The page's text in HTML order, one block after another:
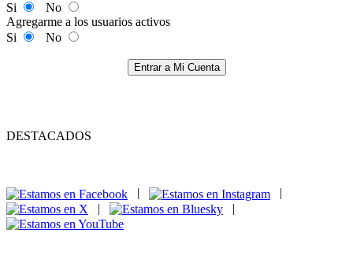
Si
No
Agregarme a los usuarios activos
Si
No
Entrar a Mi Cuenta
DESTACADOS
|
|